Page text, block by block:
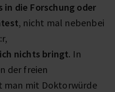
in die Forschung oder
, nicht mal nebenbei
nichts bringt. In
der freien
man mit Doktorwürde